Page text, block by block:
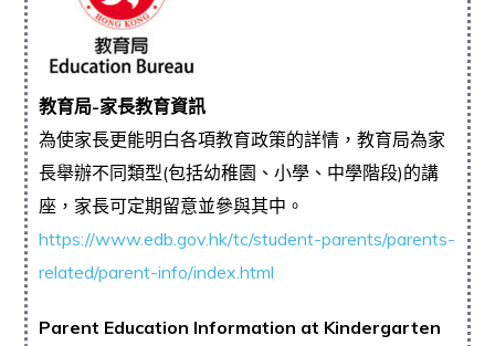
教育局-家長教育資訊
為使家長更能明白各項教育政策的詳情，教育局為家
長舉辦不同類型(包括幼稚園、小學、中學階段)的講
座，家長可定期留意並參與其中。
https://www.edb.gov.hk/tc/student-parents/parents-
related/parent-info/index.html
Parent Education Information at Kindergarten